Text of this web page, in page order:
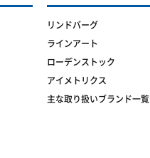
リンドバーグ
ラインアート
ローデンストック
アイメトリクス
主な取り扱いブランド一覧